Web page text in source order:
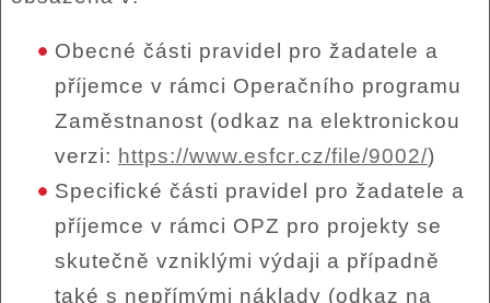
Obecné části pravidel pro žadatele a
příjemce v rámci Operačního programu
Zaměstnanost (odkaz na elektronickou
verzi: https://www.esfcr.cz/file/9002/)
Specifické části pravidel pro žadatele a
příjemce v rámci OPZ pro projekty se
skutečně vzniklými výdaji a případně
také s nepřímými náklady (odkaz na